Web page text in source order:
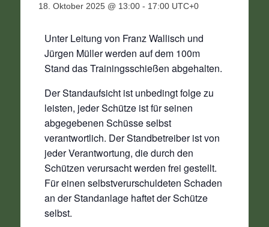
18. Oktober 2025 @ 13:00 - 17:00 UTC+0
Unter Leitung von Franz Wallisch und
Jürgen Müller werden auf dem 100m
Stand das Trainingsschießen abgehalten.
Der Standaufsicht ist unbedingt folge zu
leisten, jeder Schütze ist für seinen
abgegebenen Schüsse selbst
verantwortlich. Der Standbetreiber ist von
jeder Verantwortung, die durch den
Schützen verursacht werden frei gestellt.
Für einen selbstverurschuldeten Schaden
an der Standanlage haftet der Schütze
selbst.